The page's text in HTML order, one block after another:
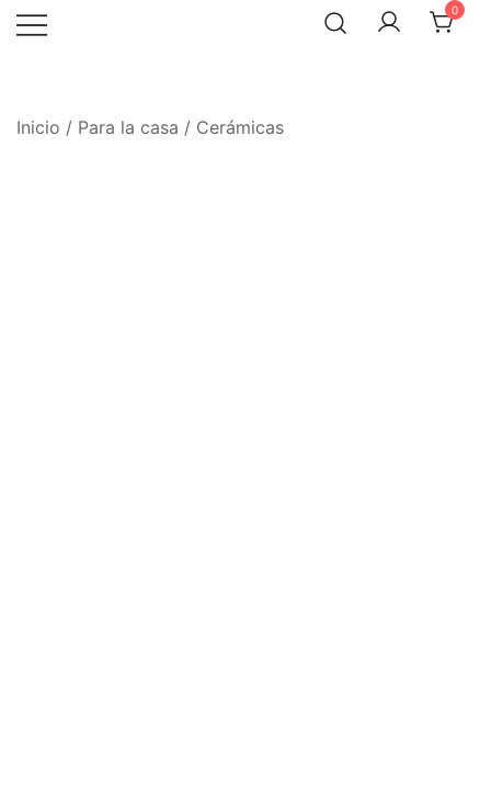
Skip
0
Inicio / Para la casa / Cerámicas